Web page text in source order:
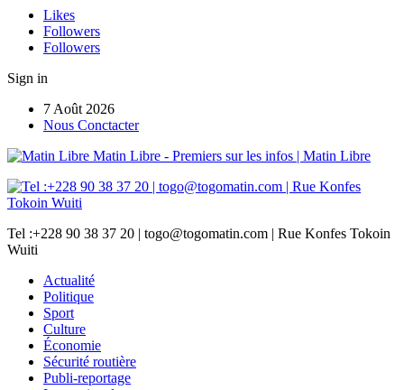
Likes
Followers
Followers
Sign in
7 Août 2026
Nous Conctacter
Matin Libre - Premiers sur les infos | Matin Libre
Tel :+228 90 38 37 20 | togo@togomatin.com | Rue Konfes Tokoin
Wuiti
Actualité
Politique
Sport
Culture
Économie
Sécurité routière
Publi-reportage